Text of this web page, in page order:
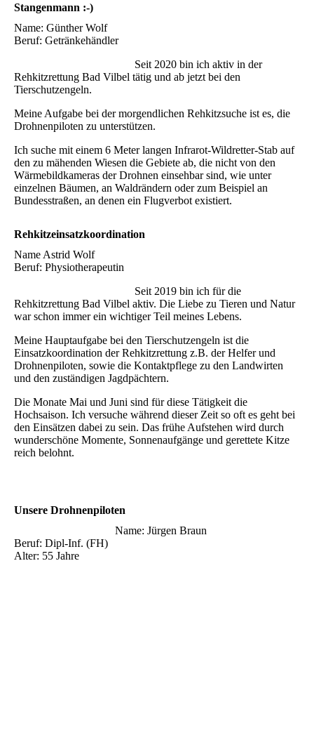
Stangenmann :-)
Name: Günther Wolf
Beruf: Getränkehändler
Seit 2020 bin ich aktiv in der
Rehkitzrettung Bad Vilbel tätig und ab jetzt bei den
Tierschutzengeln.
Meine Aufgabe bei der morgendlichen Rehkitzsuche ist es, die
Drohnenpiloten zu unterstützen.
Ich suche mit einem 6 Meter langen Infrarot-Wildretter-Stab auf
den zu mähenden Wiesen die Gebiete ab, die nicht von den
Wärmebildkameras der Drohnen einsehbar sind, wie unter
einzelnen Bäumen, an Waldrändern oder zum Beispiel an
Bundesstraßen, an denen ein Flugverbot existiert.
Rehkitzeinsatzkoordination
Name Astrid Wolf
Beruf: Physiotherapeutin
Seit 2019 bin ich für die
Rehkitzrettung Bad Vilbel aktiv. Die Liebe zu Tieren und Natur
war schon immer ein wichtiger Teil meines Lebens.
Meine Hauptaufgabe bei den Tierschutzengeln ist die
Einsatzkoordination der Rehkitzrettung z.B. der Helfer und
Drohnenpiloten, sowie die Kontaktpflege zu den Landwirten
und den zuständigen Jagdpächtern.
Die Monate Mai und Juni sind für diese Tätigkeit die
Hochsaison. Ich versuche während dieser Zeit so oft es geht bei
den Einsätzen dabei zu sein. Das frühe Aufstehen wird durch
wunderschöne Momente, Sonnenaufgänge und gerettete Kitze
reich belohnt.
Unsere Drohnenpiloten
Name: Jürgen Braun
Beruf: Dipl-Inf. (FH)
Alter: 55 Jahre